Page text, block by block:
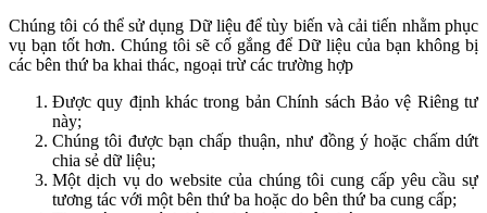
Chúng tôi có thể sử dụng Dữ liệu để tùy biến và cải tiến nhằm phục
vụ bạn tốt hơn. Chúng tôi sẽ cố gắng để Dữ liệu của bạn không bị
các bên thứ ba khai thác, ngoại trừ các trường hợp
Được quy định khác trong bản Chính sách Bảo vệ Riêng tư
này;
Chúng tôi được bạn chấp thuận, như đồng ý hoặc chấm dứt
chia sẻ dữ liệu;
Một dịch vụ do website của chúng tôi cung cấp yêu cầu sự
tương tác với một bên thứ ba hoặc do bên thứ ba cung cấp;